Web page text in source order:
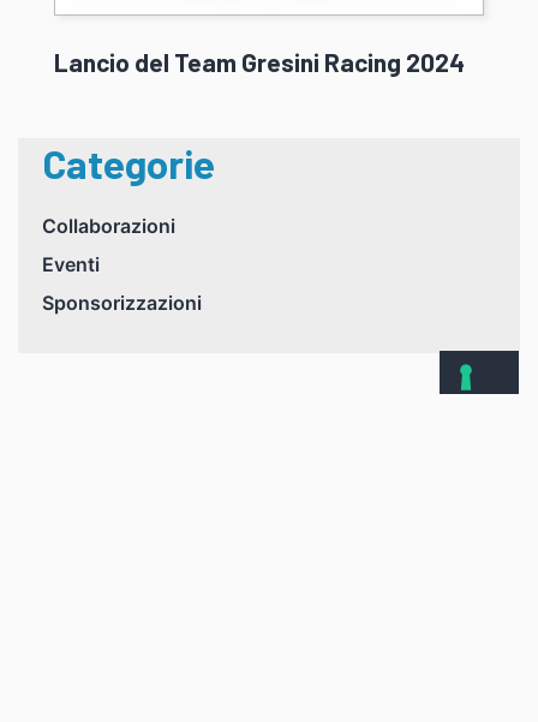
Lancio del Team Gresini Racing 2024
Categorie
Collaborazioni
Eventi
Sponsorizzazioni